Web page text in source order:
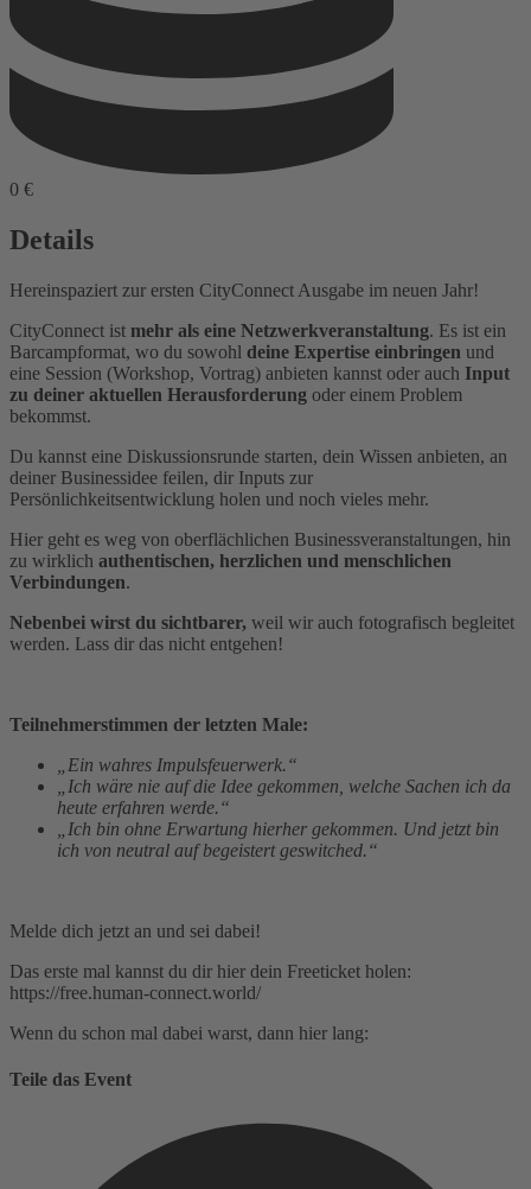
0 €
Details
Hereinspaziert zur ersten CityConnect Ausgabe im neuen Jahr!
CityConnect ist mehr als eine Netzwerkveranstaltung. Es ist ein
Barcampformat, wo du sowohl deine Expertise einbringen und
eine Session (Workshop, Vortrag) anbieten kannst oder auch Input
zu deiner aktuellen Herausforderung oder einem Problem
bekommst.
Du kannst eine Diskussionsrunde starten, dein Wissen anbieten, an
deiner Businessidee feilen, dir Inputs zur
Persönlichkeitsentwicklung holen und noch vieles mehr.
Hier geht es weg von oberflächlichen Businessveranstaltungen, hin
zu wirklich authentischen, herzlichen und menschlichen
Verbindungen.
Nebenbei wirst du sichtbarer, weil wir auch fotografisch begleitet
werden. Lass dir das nicht entgehen!
Teilnehmerstimmen der letzten Male:
„Ein wahres Impulsfeuerwerk.“
„Ich wäre nie auf die Idee gekommen, welche Sachen ich da
heute erfahren werde.“
„Ich bin ohne Erwartung hierher gekommen. Und jetzt bin
ich von neutral auf begeistert geswitched.“
Melde dich jetzt an und sei dabei!
Das erste mal kannst du dir hier dein Freeticket holen:
https://free.human-connect.world/
Wenn du schon mal dabei warst, dann hier lang:
Teile das Event